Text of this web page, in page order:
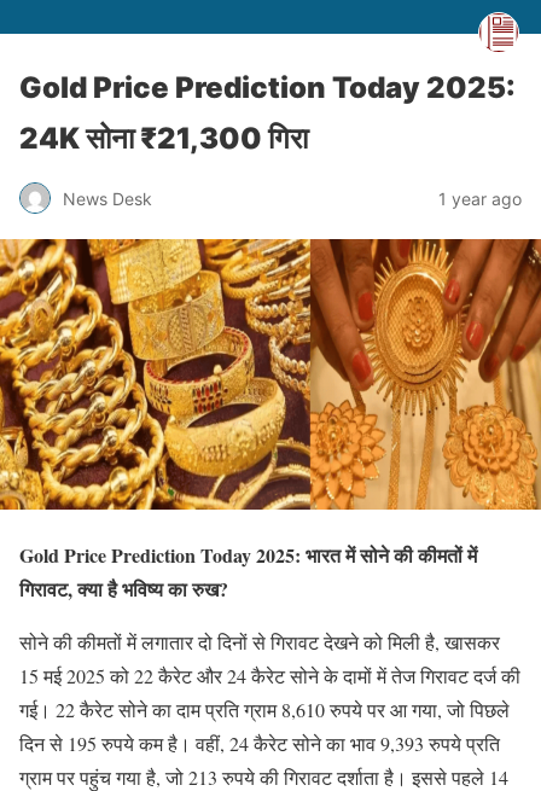
Gold Price Prediction Today 2025:
24K सोना ₹21,300 गिरा
News Desk 1 year ago
Gold Price Prediction Today 2025: भारत में सोने की कीमतों में
गिरावट, क्या है भविष्य का रुख?
सोने की कीमतों में लगातार दो दिनों से गिरावट देखने को मिली है, खासकर
15 मई 2025 को 22 कैरेट और 24 कैरेट सोने के दामों में तेज गिरावट दर्ज की
गई। 22 कैरेट सोने का दाम प्रति ग्राम 8,610 रुपये पर आ गया, जो पिछले
दिन से 195 रुपये कम है। वहीं, 24 कैरेट सोने का भाव 9,393 रुपये प्रति
ग्राम पर पहुंच गया है, जो 213 रुपये की गिरावट दर्शाता है। इससे पहले 14